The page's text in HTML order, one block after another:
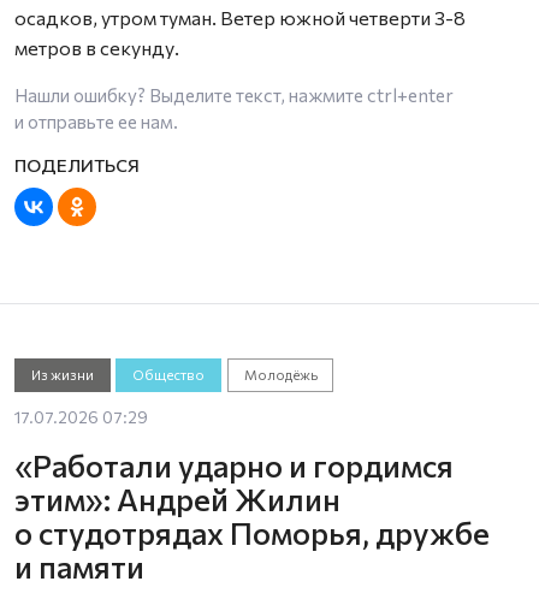
осадков, утром туман. Ветер южной четверти 3-8
метров в секунду.
Нашли ошибку? Выделите текст, нажмите ctrl+enter
и отправьте ее нам.
Из жизни Общество Молодёжь
17.07.2026 07:29
«Работали ударно и гордимся
этим»: Андрей Жилин
о студотрядах Поморья, дружбе
и памяти